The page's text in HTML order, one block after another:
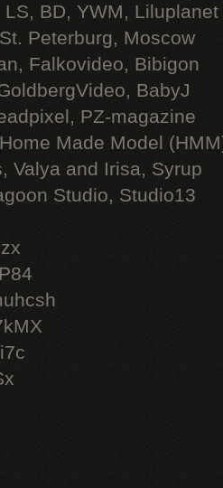
BD, YWM, Liluplanet
Peterburg, Moscow
Falkovideo, Bibigon
BabyJ
PZ-magazine
Made Model
Valya and Irisa, Syrup
Studio, Studio13